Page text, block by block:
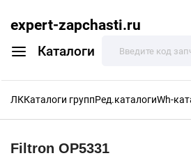
expert-zapchasti.ru
Каталоги
ЛККаталоги группРед.каталогиWh-
Filtron OP5331